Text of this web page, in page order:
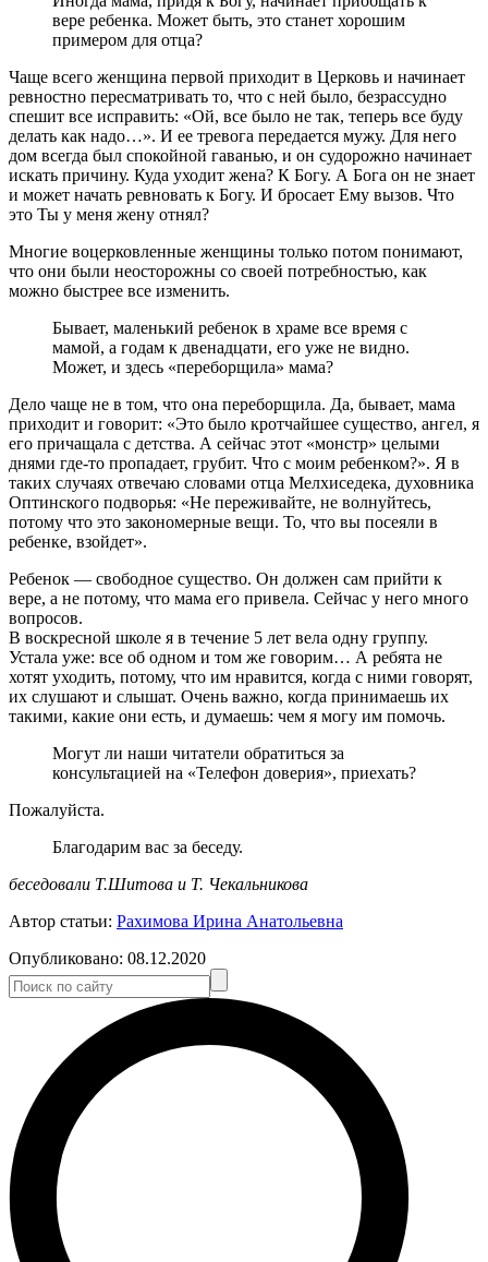
вере ребенка. Может быть, это станет хорошим
примером для отца?
Чаще всего женщина первой приходит в Церковь и начинает
ревностно пересматривать то, что с ней было, безрассудно
спешит все исправить: «Ой, все было не так, теперь все буду
делать как надо…». И ее тревога передается мужу. Для него
дом всегда был спокойной гаванью, и он судорожно начинает
искать причину. Куда уходит жена? К Богу. А Бога он не знает
и может начать ревновать к Богу. И бросает Ему вызов. Что
это Ты у меня жену отнял?
Многие воцерковленные женщины только потом понимают,
что они были неосторожны со своей потребностью, как
можно быстрее все изменить.
Бывает, маленький ребенок в храме все время с
мамой, а годам к двенадцати, его уже не видно.
Может, и здесь «переборщила» мама?
Дело чаще не в том, что она переборщила. Да, бывает, мама
приходит и говорит: «Это было кротчайшее существо, ангел, я
его причащала с детства. А сейчас этот «монстр» целыми
днями где-то пропадает, грубит. Что с моим ребенком?». Я в
таких случаях отвечаю словами отца Мелхиседека, духовника
Оптинского подворья: «Не переживайте, не волнуйтесь,
потому что это закономерные вещи. То, что вы посеяли в
ребенке, взойдет».
Ребенок — свободное существо. Он должен сам прийти к
вере, а не потому, что мама его привела. Сейчас у него много
вопросов.
В воскресной школе я в течение 5 лет вела одну группу.
Устала уже: все об одном и том же говорим… А ребята не
хотят уходить, потому, что им нравится, когда с ними говорят,
их слушают и слышат. Очень важно, когда принимаешь их
такими, какие они есть, и думаешь: чем я могу им помочь.
Могут ли наши читатели обратиться за
консультацией на «Телефон доверия», приехать?
Пожалуйста.
Благодарим вас за беседу.
беседовали Т.Шитова и Т. Чекальникова
Автор статьи: Рахимова Ирина Анатольевна
Опубликовано: 08.12.2020